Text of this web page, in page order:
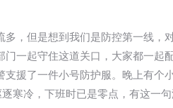
，但是想到我们是防控第一线，
一起守住这道关口，大家都一起
援了一件小号防护服。晚上有个
寒冷，下班时已是零点，有这一句